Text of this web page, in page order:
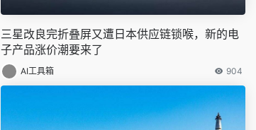
三星改良完折叠屏又遭日本供应链锁喉，新的电
子产品涨价潮要来了
AI工具箱 904